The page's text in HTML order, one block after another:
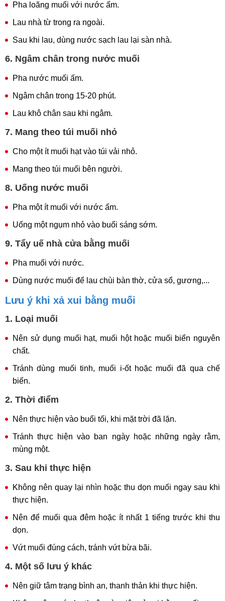
Pha loãng muối với nước ấm.
Lau nhà từ trong ra ngoài.
Sau khi lau, dùng nước sạch lau lại sàn nhà.
6. Ngâm chân trong nước muối
Pha nước muối ấm.
Ngâm chân trong 15-20 phút.
Lau khô chân sau khi ngâm.
7. Mang theo túi muối nhỏ
Cho một ít muối hạt vào túi vải nhỏ.
Mang theo túi muối bên người.
8. Uống nước muối
Pha một ít muối với nước ấm.
Uống một ngụm nhỏ vào buổi sáng sớm.
9. Tẩy uế nhà cửa bằng muối
Pha muối với nước.
Dùng nước muối để lau chùi bàn thờ, cửa sổ, gương,...
Lưu ý khi xả xui bằng muối
1. Loại muối
Nên sử dụng muối hạt, muối hột hoặc muối biển nguyên
chất.
Tránh dùng muối tinh, muối i-ốt hoặc muối đã qua chế
biến.
2. Thời điểm
Nên thực hiện vào buổi tối, khi mặt trời đã lặn.
Tránh thực hiện vào ban ngày hoặc những ngày rằm,
mùng một.
3. Sau khi thực hiện
Không nên quay lại nhìn hoặc thu dọn muối ngay sau khi
thực hiện.
Nên để muối qua đêm hoặc ít nhất 1 tiếng trước khi thu
dọn.
Vứt muối đúng cách, tránh vứt bừa bãi.
4. Một số lưu ý khác
Nên giữ tâm trạng bình an, thanh thản khi thực hiện.